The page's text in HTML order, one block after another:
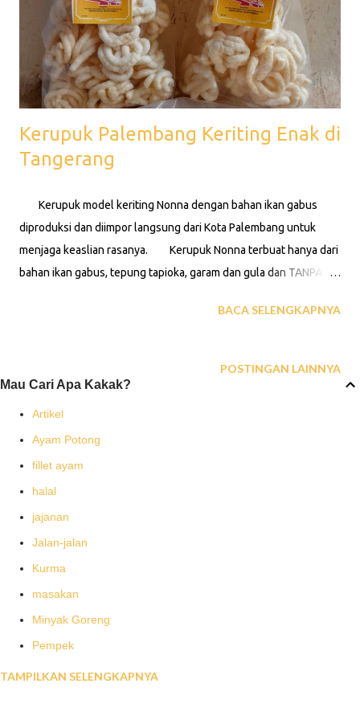
Kerupuk Palembang Keriting Enak di
Tangerang
Kerupuk model keriting Nonna dengan bahan ikan gabus
diproduksi dan diimpor langsung dari Kota Palembang untuk
menjaga keaslian rasanya. Kerupuk Nonna terbuat hanya dari
bahan ikan gabus, tepung tapioka, garam dan gula dan TANPA
yang khas dibuat dan dikemas dengan cara yang bersih dan
DINKES.P.IRT.NO.2021671013046-23. Isi 140gram dikemas dalam
kantung plastik bening tebal 20 x 40cm yang eksklusif.
Bekerja sama dengan Rania Fresh kini kami hadir untuk melayani
Rp.15rb untuk kemasan 140gram. Kami juga terbuka bila Anda
juga ingin bekerja sama dengan kami sebagai agen penjualan
Kerupuk Nonna. Free delivery untuk...
BACA SELENGKAPNYA
POSTINGAN LAINNYA
Mau Cari Apa Kakak?
Artikel
Ayam Potong
fillet ayam
halal
jajanan
Jalan-jalan
Kurma
masakan
Minyak Goreng
Pempek
resep masakan
TAMPILKAN SELENGKAPNYA